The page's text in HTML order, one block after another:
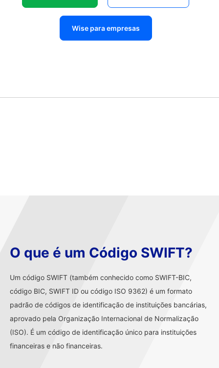
Wise para empresas
O que é um Código SWIFT?
Um código SWIFT (também conhecido como SWIFT-BIC,
código BIC, SWIFT ID ou código ISO 9362) é um formato
padrão de códigos de identificação de instituições bancárias,
aprovado pela Organização Internacional de Normalização
(ISO). É um código de identificação único para instituições
financeiras e não financeiras.